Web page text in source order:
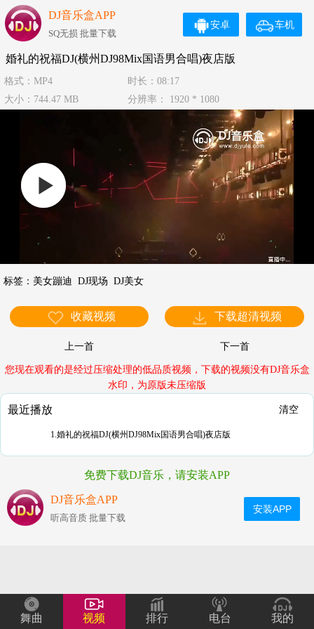
舞曲 视频 排行 电台 我的
DJ音乐盒APP
SQ无损 批量下载
车机
安卓
婚礼的祝福DJ(横州DJ98Mix国语男合唱)夜店版
格式：MP4
时长：08:17
大小：744.47 MB
分辨率： 1920 * 1080
标签： 美女蹦迪 DJ现场 DJ美女
收藏视频 下载超清视频
上一首 下一首
您现在观看的是经过压缩处理的低品质视频，下载的视频没有DJ音乐盒
水印，为原版未压缩版
最近播放 清空
1.婚礼的祝福DJ(横州DJ98Mix国语男合唱)夜店版
免费下载DJ音乐，请安装APP
DJ音乐盒APP
听高音质 批量下载
安装APP